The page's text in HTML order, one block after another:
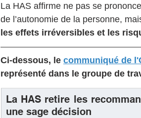
La HAS affirme ne pas se
de l’autonomie de la personne,
les effets irréversibles et les
Ci-dessous, le communiqué de
représenté dans le groupe de
La HAS retire les
une sage décision